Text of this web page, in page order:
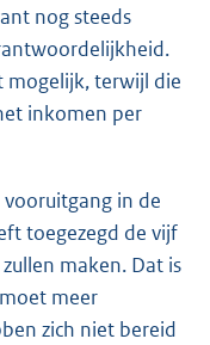
nog steeds
mogelijk, terwijl die
inkomen per
in de
toegezegd de vijf
maken. Dat is
meer
zich niet bereid